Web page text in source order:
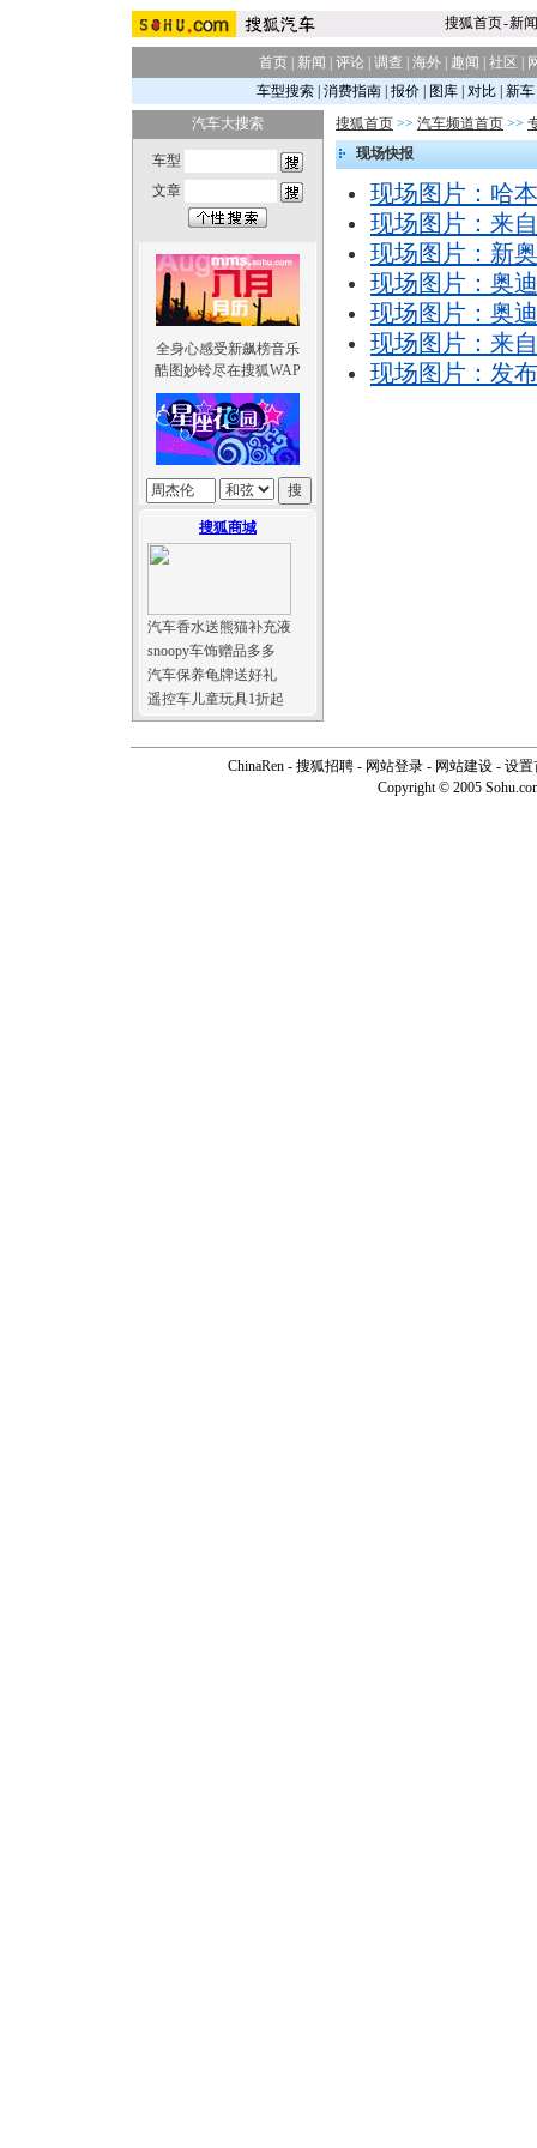
搜狐首页-新闻
首页 新闻 评论 调查 海外 趣闻 社区
车型搜索| 消费指南| 报价| 图库| 对比| 新车
汽车大搜索
车型
文章
全身心感受新飙榜音乐
酷图妙铃尽在搜狐WAP
搜狐商城
汽车香水送熊猫补充液
snoopy车饰赠品多多
汽车保养龟牌送好礼
遥控车儿童玩具1折起
搜狐首页 >> 汽车频道首页 >>
现场快报
现场图片：哈
现场图片：来
现场图片：新
现场图片：奥
现场图片：奥
现场图片：来
现场图片：发
ChinaRen - 搜狐招聘 - 网站登录 - 网站建设 - 设置
Copyright © 2005